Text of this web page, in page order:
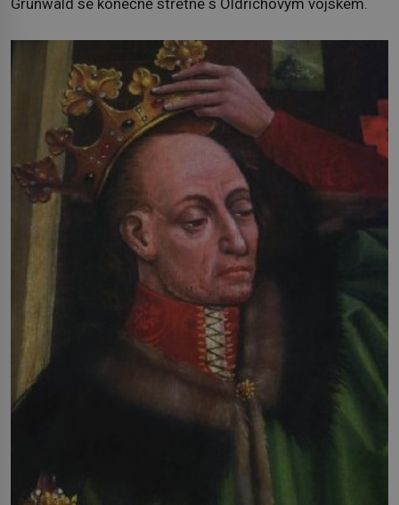
Grunwald se konečně střetne s Oldřichovým vojskem.